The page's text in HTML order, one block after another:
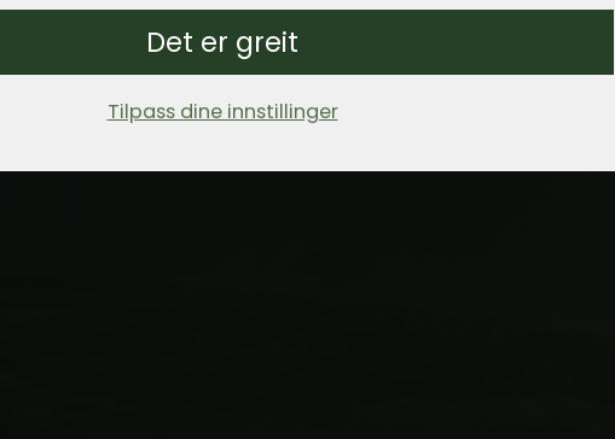
Det er greit
Tilpass dine innstillinger